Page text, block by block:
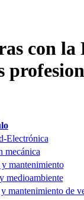
con
Electrónica
mecánica
mantenimiento
medioambiente
mantenimiento de